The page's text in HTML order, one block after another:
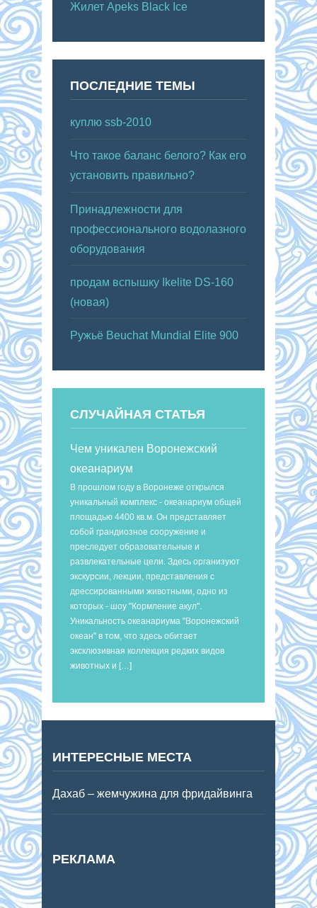
Жилет Apeks Black Ice
ПОСЛЕДНИЕ ТЕМЫ
куплю ssb-2010
Что такое баланс белого? Как его
установить правильно?
Принадлежности для
профессионального водолазного
оборудования
продам вспышку Ikelite DS-160
(новая)
Ружьё Beuchat Mundial Elite 900
СЛУЧАЙНАЯ СТАТЬЯ
Чем уникален Воронежский
океанариум
В прошлом году в Воронеже открылся
уникальный комплекс - океанариум общей
площадью 4400 кв.м. Он представляет
собой грандиозное сооружение и
преследует образовательные и
развлекательные цели. Здесь организуют
экскурсии, лекции, представления с
дрессированными животными, одно из
которых - шоу "Кормление акул".
Уникальность океанариума "Воронежский
океан" в том, что здесь обитает
эксклюзивная коллекция редких видов
животных и […]
ИНТЕРЕСНЫЕ МЕСТА
Дахаб – жемчужина для фридайвинга
РЕКЛАМА